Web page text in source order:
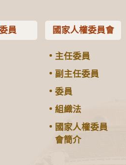
員 國家人權委員會
主任委員
副主任委員
委員
組織法
國家人權委員
會簡介